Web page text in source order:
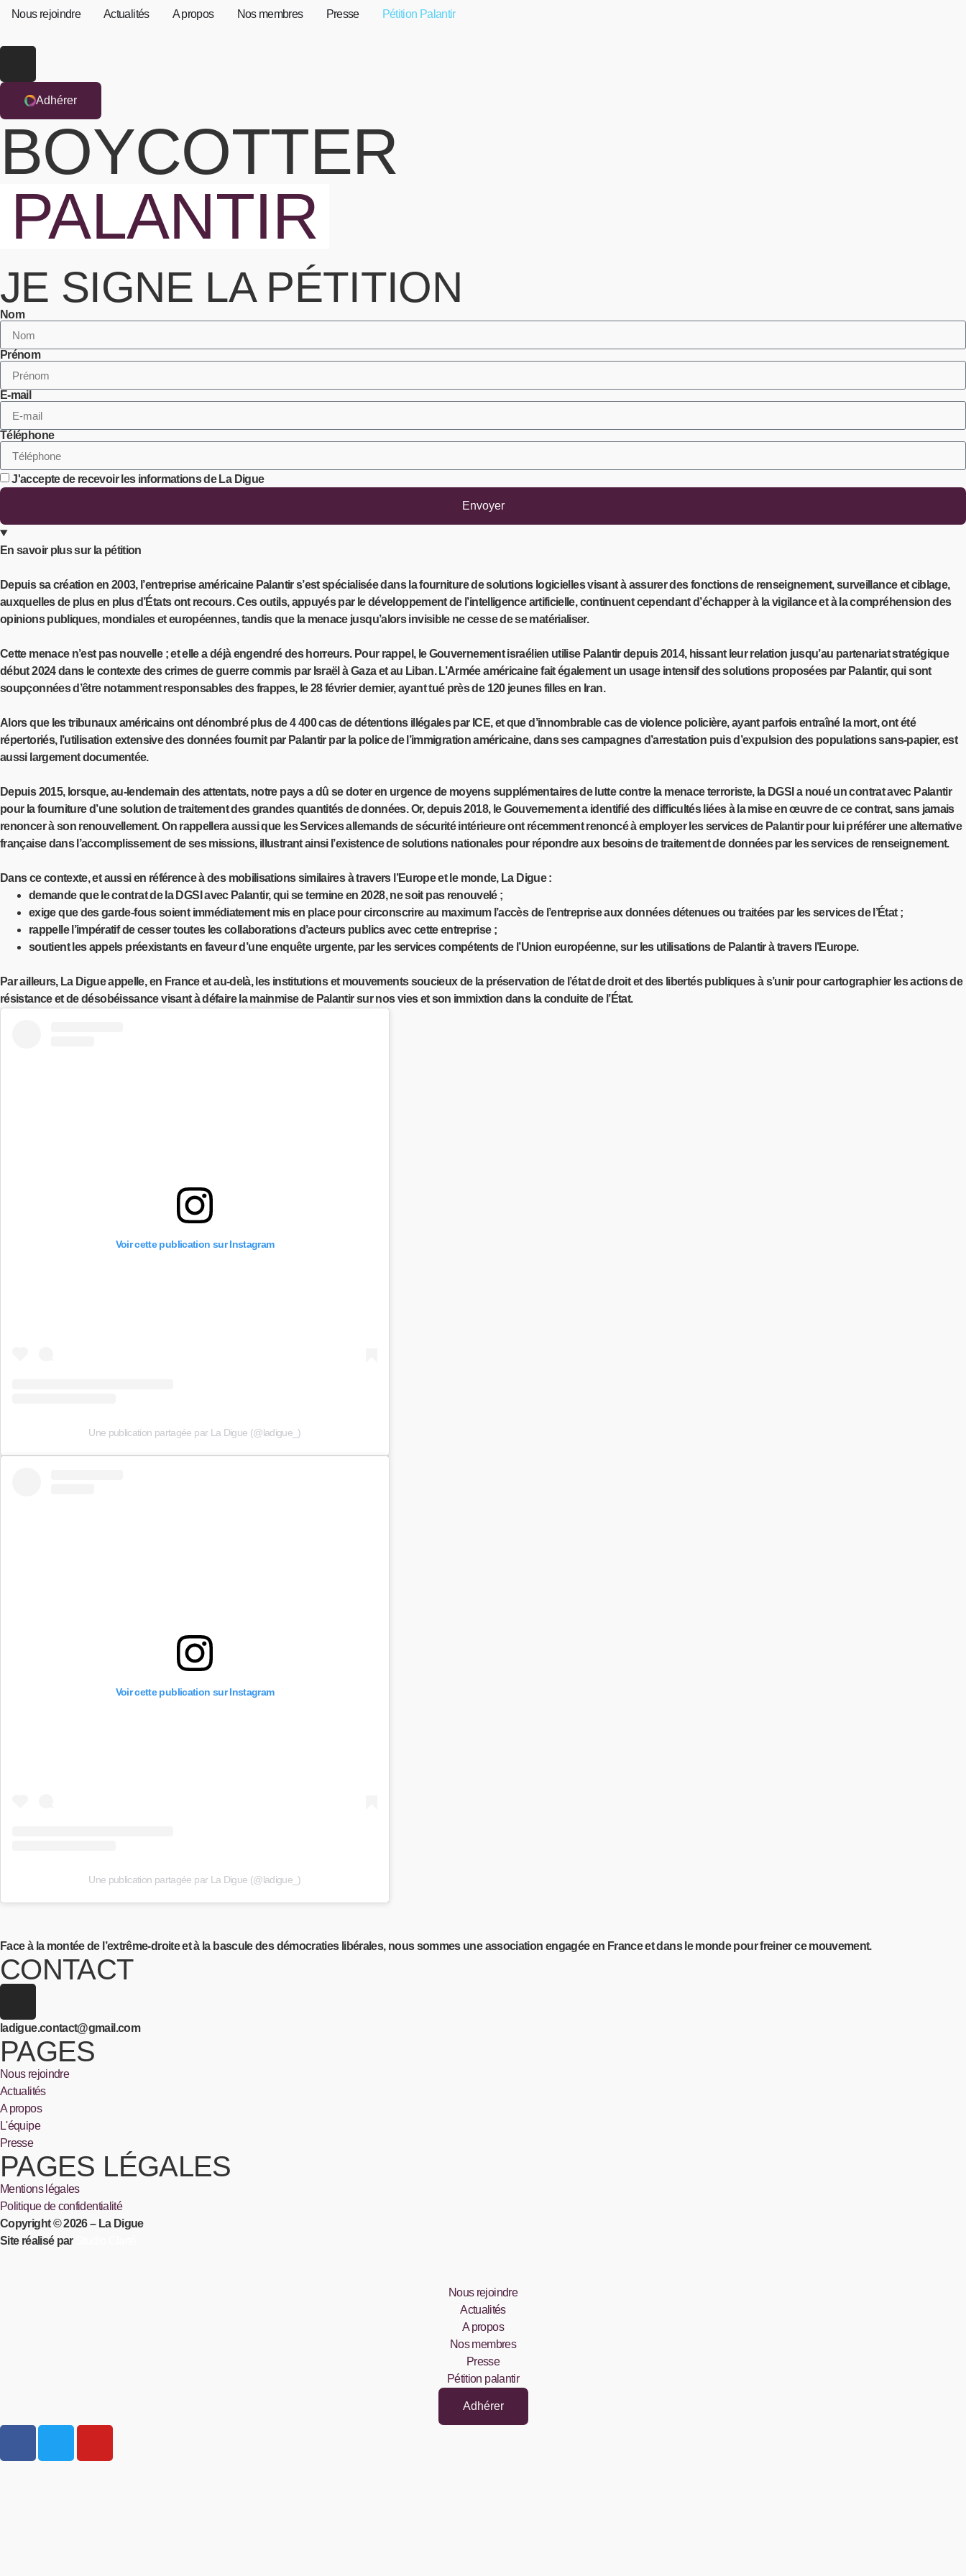
Nous rejoindre Actualités A propos Nos membres Presse Pétition Palantir
Adhérer
BOYCOTTER
PALANTIR
JE SIGNE LA PÉTITION
Nom
Prénom
E-mail
Téléphone
J'accepte de recevoir les informations de La Digue
Envoyer
En savoir plus sur la pétition
Depuis sa création en 2003, l’entreprise américaine Palantir s’est spécialisée dans la fourniture de solutions logicielles visant à assurer des fonctions de renseignement, surveillance et ciblage,
auxquelles de plus en plus d’États ont recours. Ces outils, appuyés par le développement de l’intelligence artificielle, continuent cependant d’échapper à la vigilance et à la compréhension des
opinions publiques, mondiales et européennes, tandis que la menace jusqu’alors invisible ne cesse de se matérialiser.
Cette menace n’est pas nouvelle ; et elle a déjà engendré des horreurs. Pour rappel, le Gouvernement israélien utilise Palantir depuis 2014, hissant leur relation jusqu’au partenariat stratégique
début 2024 dans le contexte des crimes de guerre commis par Israël à Gaza et au Liban. L’Armée américaine fait également un usage intensif des solutions proposées par Palantir, qui sont
soupçonnées d’être notamment responsables des frappes, le 28 février dernier, ayant tué près de 120 jeunes filles en Iran.
Alors que les tribunaux américains ont dénombré plus de 4 400 cas de détentions illégales par ICE, et que d’innombrable cas de violence policière, ayant parfois entraîné la mort, ont été
répertoriés, l’utilisation extensive des données fournit par Palantir par la police de l’immigration américaine, dans ses campagnes d’arrestation puis d’expulsion des populations sans-papier, est
aussi largement documentée.
Depuis 2015, lorsque, au-lendemain des attentats, notre pays a dû se doter en urgence de moyens supplémentaires de lutte contre la menace terroriste, la DGSI a noué un contrat avec Palantir
pour la fourniture d’une solution de traitement des grandes quantités de données. Or, depuis 2018, le Gouvernement a identifié des difficultés liées à la mise en œuvre de ce contrat, sans jamais
renoncer à son renouvellement. On rappellera aussi que les Services allemands de sécurité intérieure ont récemment renoncé à employer les services de Palantir pour lui préférer une alternative
française dans l’accomplissement de ses missions, illustrant ainsi l’existence de solutions nationales pour répondre aux besoins de traitement de données par les services de renseignement.
Dans ce contexte, et aussi en référence à des mobilisations similaires à travers l’Europe et le monde, La Digue :
demande que le contrat de la DGSI avec Palantir, qui se termine en 2028, ne soit pas renouvelé ;
exige que des garde-fous soient immédiatement mis en place pour circonscrire au maximum l’accès de l’entreprise aux données détenues ou traitées par les services de l’État ;
rappelle l’impératif de cesser toutes les collaborations d’acteurs publics avec cette entreprise ;
soutient les appels préexistants en faveur d’une enquête urgente, par les services compétents de l’Union européenne, sur les utilisations de Palantir à travers l’Europe.
Par ailleurs, La Digue appelle, en France et au-delà, les institutions et mouvements soucieux de la préservation de l’état de droit et des libertés publiques à s’unir pour cartographier les actions de
résistance et de désobéissance visant à défaire la mainmise de Palantir sur nos vies et son immixtion dans la conduite de l’État.
Voir cette publication sur Instagram
Une publication partagée par La Digue (@ladigue_)
Voir cette publication sur Instagram
Une publication partagée par La Digue (@ladigue_)
Face à la montée de l’extrême-droite et à la bascule des démocraties libérales, nous sommes une association engagée en France et dans le monde pour freiner ce mouvement.
CONTACT
ladigue.contact@gmail.com
PAGES
Nous rejoindre
Actualités
A propos
L'équipe
Presse
PAGES LÉGALES
Mentions légales
Politique de confidentialité
Copyright © 2026 – La Digue
Site réalisé par
Nous rejoindre
Actualités
A propos
Nos membres
Presse
Pétition palantir
Adhérer